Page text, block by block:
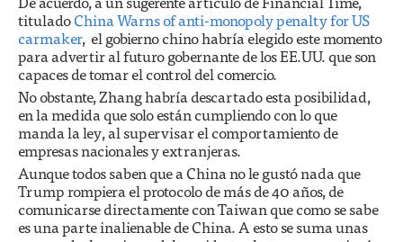
tituladoChina Warns of anti-monopoly penalty for US
carmaker, el gobierno chino habría elegido este momento
para advertir al futuro gobernante de los EE.UU. que son
capaces de tomar el control del comercio.
No obstante, Zhang habría descartado esta posibilidad,
en la medida que solo están cumpliendo con lo que
manda la ley, al supervisar el comportamiento de
empresas nacionales y extranjeras.
Aunque todos saben que a China no le gustó nada que
Trump rompiera el protocolo de más de 40 años, de
comunicarse directamente con Taiwan que como se sabe
es una parte inalienable de China. A esto se suma unas